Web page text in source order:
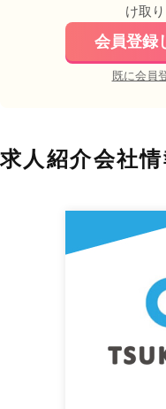
け取
会員登録
既に会員
求人紹介会社情